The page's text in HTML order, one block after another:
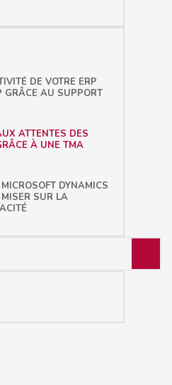
DE VOTRE ERP
GRÂCE AU SUPPORT
ATTENTES DES
À UNE TMA
DYNAMICS
SUR LA